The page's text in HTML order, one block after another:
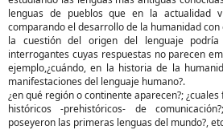
lenguas de pueblos que en la actualidad
comparando el desarrollo de la humanidad
la cuestión del origen del lenguaje
interrogantes cuyas respuestas no parecen
ejemplo,¿cuándo, en la historia de la
manifestaciones del lenguaje humano?.
¿en qué región o continente aparecen?;
históricos -prehistóricos- de
poseyeron las primeras lenguas del mundo?,